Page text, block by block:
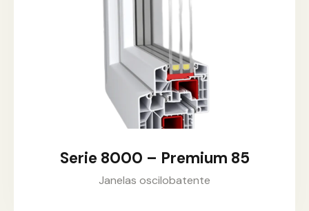
Serie 8000 – Premium 85
Janelas oscilobatente